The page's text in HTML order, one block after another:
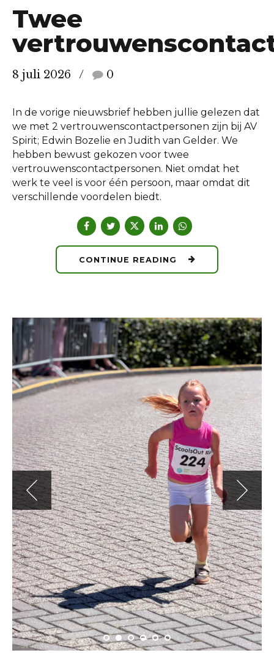
Twee
8 juli 2026 0
In de vorige nieuwsbrief hebben jullie gelezen dat
we met 2 vertrouwenscontactpersonen zijn bij AV
Spirit; Edwin Bozelie en Judith van Gelder. We
hebben bewust gekozen voor twee
vertrouwenscontactpersonen. Niet omdat het
werk te veel is voor één persoon, maar omdat dit
verschillende voordelen biedt.
CONTINUE READING